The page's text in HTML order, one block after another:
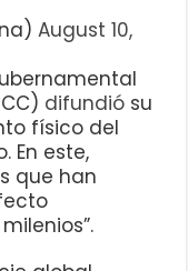
August 10,
difundió su
físico del
En este,
que han